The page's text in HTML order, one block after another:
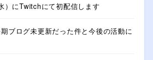
）にTwitchにて初配信します
期ブログ未更新だった件と今後の活動に